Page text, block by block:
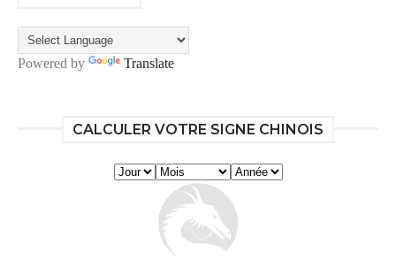
Powered by Translate
CALCULER VOTRE SIGNE CHINOIS